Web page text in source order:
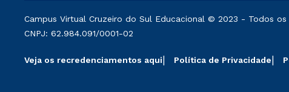
mantidos conforme negociação. Descontos
serviços.
Campus Virtual Cruzeiro do Sul Educacional © 2023 - Todos os
CNPJ: 62.984.091/0001-02
Veja os recredenciamentos aqui Política de Privacidade